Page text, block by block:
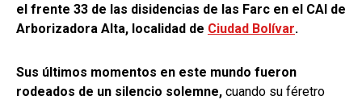
el frente 33 de las disidencias de las Farc en el CAI de
Arborizadora Alta, localidad de Ciudad Bolívar.
Sus últimos momentos en este mundo fueron
rodeados de un silencio solemne, cuando su féretro